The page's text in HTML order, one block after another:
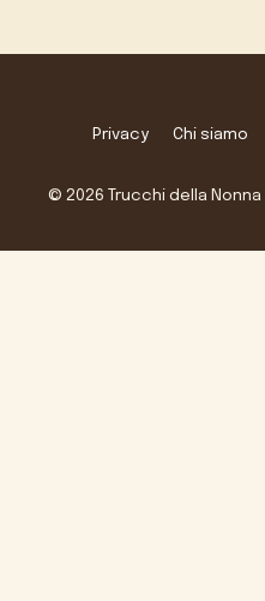
Privacy Chi siamo
© 2026 Trucchi della Nonna